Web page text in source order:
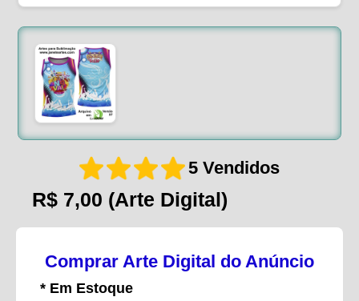
5 Vendidos
R$ 7,00 (Arte Digital)
Comprar Arte Digital do Anúncio
* Em Estoque